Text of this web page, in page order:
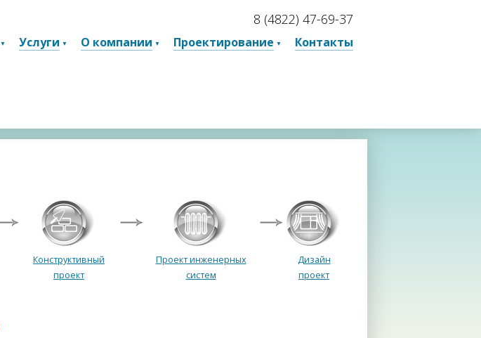
8 (4822) 47-69-37
Услуги О компании Проектирование Контакты
Конструктивный
проект
Проект инженерных
систем
Дизайн
проект